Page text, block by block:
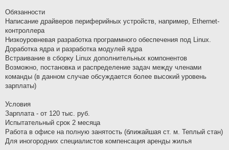
Обязанности
Написание драйверов периферийных устройств, например, Ethernet-
контроллера
Низкоуровневая разработка программного обеспечения под Linux.
Доработка ядра и разработка модулей ядра
Встраивание в сборку Linux дополнительных компонентов
Возможно, постановка и распределение задач между членами
команды (в данном случае обсуждается более высокий уровень
зарплаты)
Условия
Зарплата - от 120 тыс. руб.
Испытательный срок 2 месяца
Работа в офисе на полную занятость (ближайшая ст. м. Теплый стан)
Для иногородних специалистов компенсация аренды жилья